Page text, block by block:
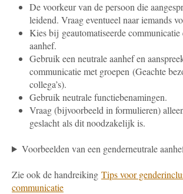
De voorkeur van de persoon die
leidend. Vraag eventueel naar iemands
Kies bij geautomatiseerde communicatie
aanhef.
Gebruik een neutrale aanhef en
communicatie met groepen (Geachte
collega’s).
Gebruik neutrale functiebenamingen.
Vraag (bijvoorbeeld in formulieren)
geslacht als dit noodzakelijk is.
Voorbeelden van een genderneutrale
Zie ook de handreiking Tips voor
communicatie